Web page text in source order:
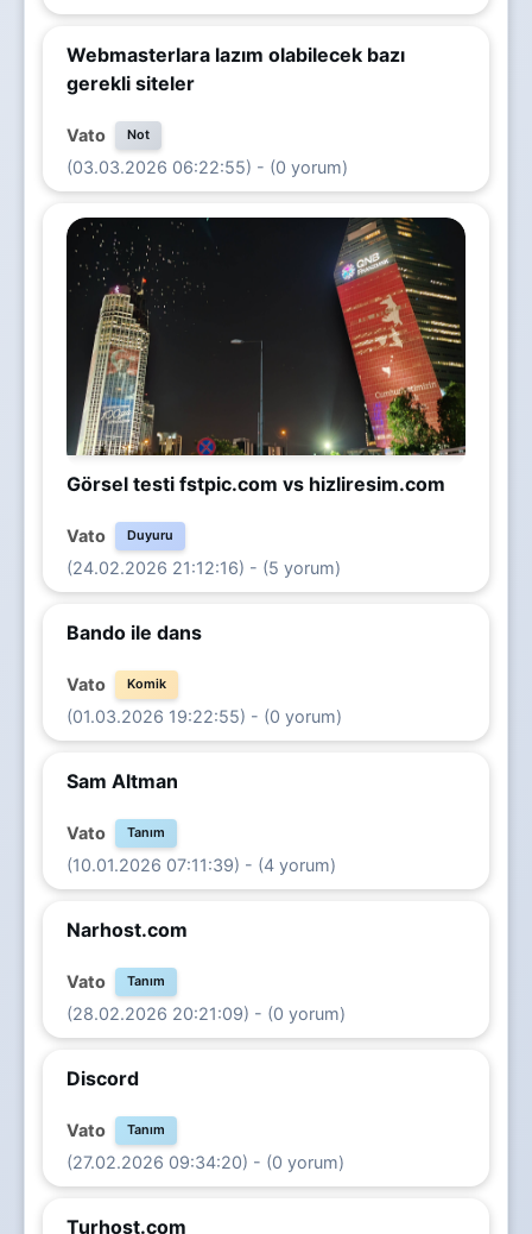
Webmasterlara lazım olabilecek bazı
gerekli siteler
Vato Not
(03.03.2026 06:22:55) - (0 yorum)
Görsel testi fstpic.com vs hizliresim.com
Vato Duyuru
(24.02.2026 21:12:16) - (5 yorum)
Bando ile dans
Vato Komik
(01.03.2026 19:22:55) - (0 yorum)
Sam Altman
Vato Tanım
(10.01.2026 07:11:39) - (4 yorum)
Narhost.com
Vato Tanım
(28.02.2026 20:21:09) - (0 yorum)
Discord
Vato Tanım
(27.02.2026 09:34:20) - (0 yorum)
Turhost.com